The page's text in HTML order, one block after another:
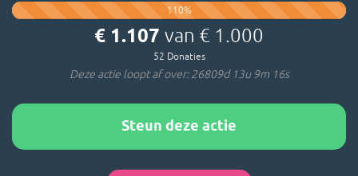
110%
€ 1.107 van € 1.000
52 Donaties
Deze actie loopt af over: 26809d 13u 9m 16s
Steun deze actie